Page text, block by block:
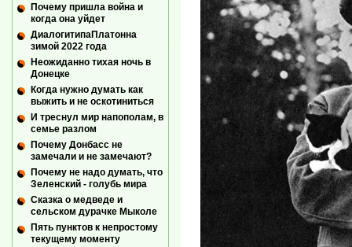
Почему пришла война и
когда она уйдет
ДиалогитипаПлатонна
зимой 2022 года
Неожиданно тихая ночь в
Донецке
Когда нужно думать как
выжить и не оскотиниться
И треснул мир напополам, в
семье разлом
Почему Донбасс не
замечали и не замечают?
Почему не надо думать, что
Зеленский - голубь мира
Сказка о медведе и
сельском дурачке Мыколе
Пять пунктов к непростому
текущему моменту